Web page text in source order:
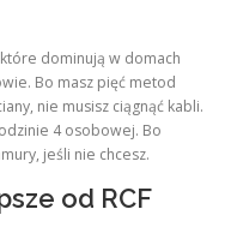
dominują w domach
Bo masz pięć metod
nie musisz ciągnąć kabli.
4 osobowej. Bo
jeśli nie chcesz.
od RCF